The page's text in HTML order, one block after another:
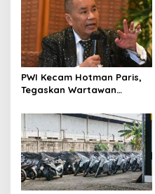
PWI Kecam Hotman Paris,
Tegaskan Wartawan